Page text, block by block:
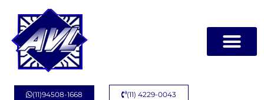
(11)94508-1668 (11) 4229-0043